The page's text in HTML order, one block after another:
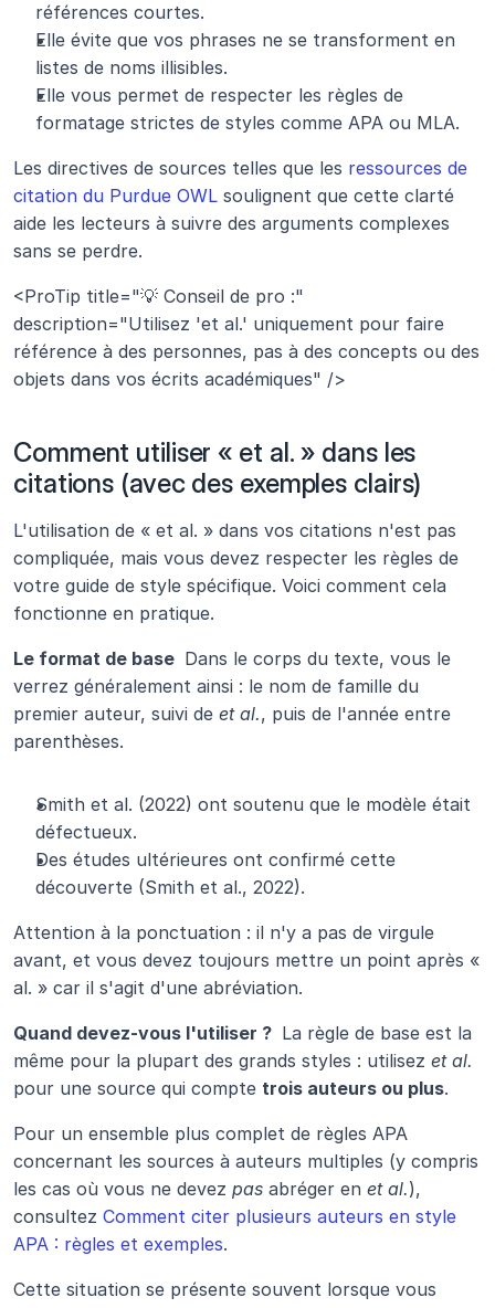
références courtes.
Elle évite que vos phrases ne se transforment en
listes de noms illisibles.
Elle vous permet de respecter les règles de
formatage strictes de styles comme APA ou MLA.
Les directives de sources telles que les ressources de
citation du Purdue OWL soulignent que cette clarté
aide les lecteurs à suivre des arguments complexes
sans se perdre.
<ProTip title="💡 Conseil de pro :"
description="Utilisez 'et al.' uniquement pour faire
référence à des personnes, pas à des concepts ou des
objets dans vos écrits académiques" />
Comment utiliser « et al. » dans les
citations (avec des exemples clairs)
L'utilisation de « et al. » dans vos citations n'est pas
compliquée, mais vous devez respecter les règles de
votre guide de style spécifique. Voici comment cela
fonctionne en pratique.
Le format de base Dans le corps du texte, vous le
verrez généralement ainsi : le nom de famille du
premier auteur, suivi de et al., puis de l'année entre
parenthèses.
Smith et al. (2022) ont soutenu que le modèle était
défectueux.
Des études ultérieures ont confirmé cette
découverte (Smith et al., 2022).
Attention à la ponctuation : il n'y a pas de virgule
avant, et vous devez toujours mettre un point après «
al. » car il s'agit d'une abréviation.
Quand devez-vous l'utiliser ? La règle de base est la
même pour la plupart des grands styles : utilisez et al.
pour une source qui compte trois auteurs ou plus.
Pour un ensemble plus complet de règles APA
concernant les sources à auteurs multiples (y compris
les cas où vous ne devez pas abréger en et al.),
consultez Comment citer plusieurs auteurs en style
APA : règles et exemples.
Cette situation se présente souvent lorsque vous